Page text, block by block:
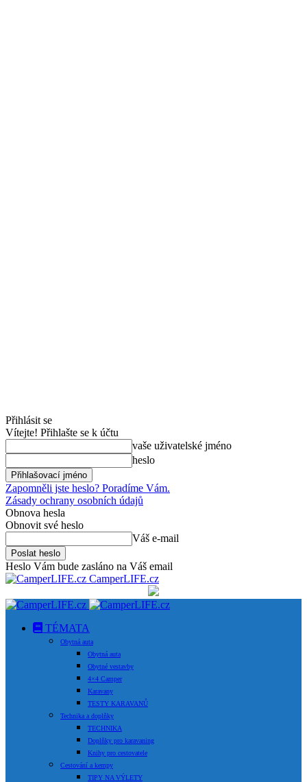
Přihlásit se
Vítejte! Přihlašte se k účtu
vaše uživatelské jméno
heslo
Zapomněli jste heslo? Poradíme Vám.
Zásady ochrany osobních údajů
Obnova hesla
Obnovit své heslo
Váš e-mail
Heslo Vám bude zasláno na Váš email
CamperLIFE.cz
TÉMATA
Obytná auta
Obytná auta
Obytné vestavby
4×4 Camper
Karavany
TESTY KARAVANŮ
Technika a doplňky
TECHNIKA
Doplňky pro karavaning
Knihy pro cestovatele
Cestování a kempy
TIPY NA VÝLETY